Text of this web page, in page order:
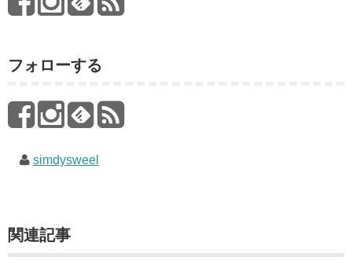
フォローする
simdysweel
関連記事